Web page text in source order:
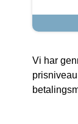
Vi har